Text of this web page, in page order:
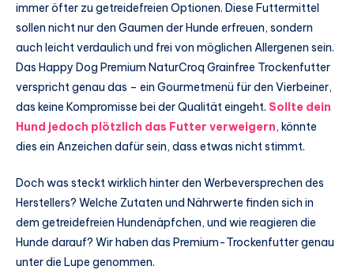
immer öfter zu getreidefreien Optionen. Diese Futtermittel
sollen nicht nur den Gaumen der Hunde erfreuen, sondern
auch leicht verdaulich und frei von möglichen Allergenen sein.
Das Happy Dog Premium NaturCroq Grainfree Trockenfutter
verspricht genau das – ein Gourmetmenü für den Vierbeiner,
das keine Kompromisse bei der Qualität eingeht. Sollte dein
Hund jedoch plötzlich das Futter verweigern, könnte
dies ein Anzeichen dafür sein, dass etwas nicht stimmt.
Doch was steckt wirklich hinter den Werbeversprechen des
Herstellers? Welche Zutaten und Nährwerte finden sich in
dem getreidefreien Hundenäpfchen, und wie reagieren die
Hunde darauf? Wir haben das Premium-Trockenfutter genau
unter die Lupe genommen.